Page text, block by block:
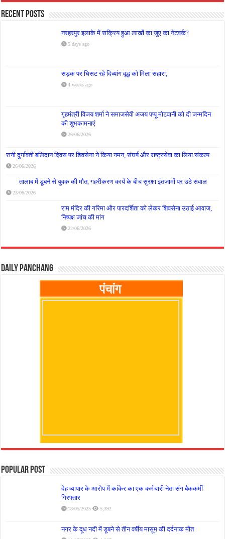
Recent Posts
नरहरपुर इलाके में सक्रिय हुआ लाखों का जुए का नेटवर्क?
5 days ago
सड़क पर घिसट रहे दिव्यांग वृद्ध को मिला सहारा,
4 weeks ago
गृहमंत्री विजय शर्मा ने समाजसेवी अजय पप्पू मोटवानी को दी जन्मदिन
की शुभकामनाएं
26/06/2026
रानी दुर्गावती बलिदान दिवस पर शिवसेना ने किया नमन, संघर्ष और राष्ट्रसेवा का लिया संकल्प
26/06/2026
तालाब में डूबने से युवक की मौत, गहरीकरण कार्य के बीच सुरक्षा इंतजामों पर उठे सवाल
23/06/2026
राम मंदिर की गरिमा और पारदर्शिता को लेकर शिवसेना उठाई आवाज,
निष्पक्ष जांच की मांग
22/06/2026
Daily Panchang
Popular Post
देह व्यापार के आरोप में कांकेर का एक कर्मचारी नेता संग बैककर्मी
गिरफ्तार
18/05/2025 5,392
नगर के दूध नदी में डूबने से तीन वर्षीय मासूम की दर्दनाक मौत